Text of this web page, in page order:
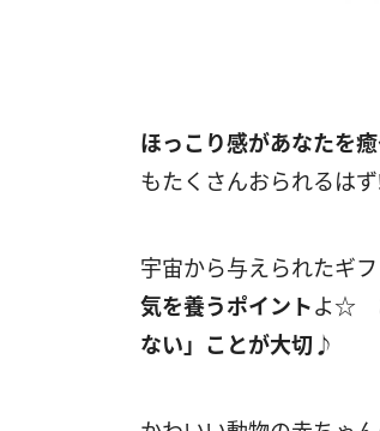
ほっこり感があなたを
もたくさんおられるは
宇宙から与えられたギフ
気を養うポイントよ☆
ない」ことが大切♪